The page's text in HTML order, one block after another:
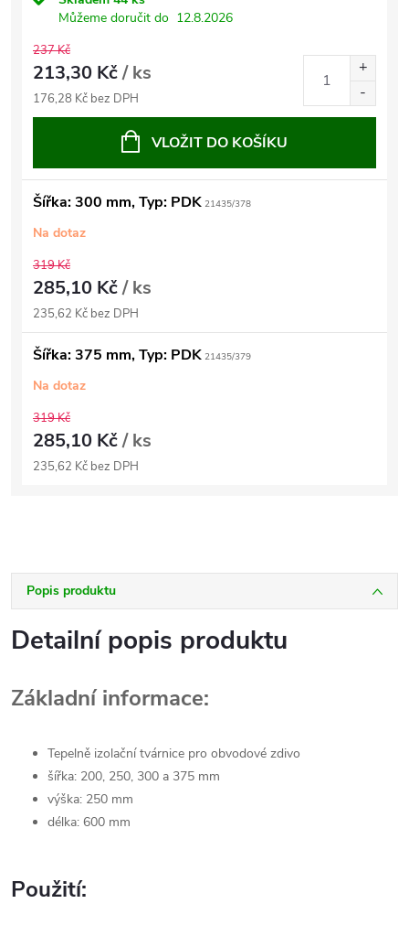
Můžeme doručit do 12.8.2026
237 Kč
213,30 Kč/ ks
176,28 Kč bez DPH
VLOŽIT DO KOŠÍKU
Šířka: 300 mm, Typ: PDK 21435/378
Na dotaz
319 Kč
285,10 Kč/ ks
235,62 Kč bez DPH
Šířka: 375 mm, Typ: PDK 21435/379
Na dotaz
319 Kč
285,10 Kč/ ks
235,62 Kč bez DPH
Popis produktu
Detailní popis produktu
Základní informace:
Tepelně izolační tvárnice pro obvodové zdivo
šířka: 200, 250, 300 a 375 mm
výška: 250 mm
délka: 600 mm
Použití: